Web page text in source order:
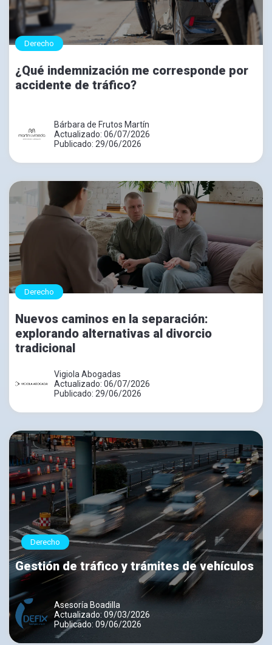
Derecho
¿Qué indemnización me corresponde por
accidente de tráfico?
Bárbara de Frutos Martín
Actualizado: 06/07/2026
Publicado: 29/06/2026
Derecho
Nuevos caminos en la separación:
explorando alternativas al divorcio
tradicional
Vigiola Abogadas
Actualizado: 06/07/2026
Publicado: 29/06/2026
Derecho
Gestión de tráfico y trámites de vehículos
Asesoría Boadilla
Actualizado: 09/03/2026
Publicado: 09/06/2026